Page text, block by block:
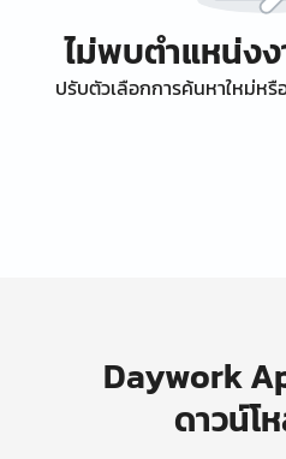
ไม่พบตำแหน่ง
ปรับตัวเลือกการค้นหาใหม่ห
Daywork
ดาวน์โ